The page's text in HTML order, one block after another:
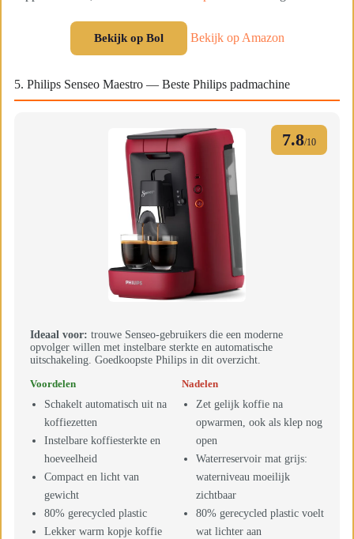
Bekijk op Bol Bekijk op Amazon
5. Philips Senseo Maestro — Beste Philips padmachine
7.8/10
Ideaal voor: trouwe Senseo-gebruikers die een moderne
opvolger willen met instelbare sterkte en automatische
uitschakeling. Goedkoopste Philips in dit overzicht.
Voordelen
Schakelt automatisch uit na
koffiezetten
Instelbare koffiesterkte en
hoeveelheid
Compact en licht van
gewicht
80% gerecycled plastic
Lekker warm kopje koffie
Nadelen
Zet gelijk koffie na
opwarmen, ook als klep nog
open
Waterreservoir mat grijs:
waterniveau moeilijk
zichtbaar
80% gerecycled plastic voelt
wat lichter aan